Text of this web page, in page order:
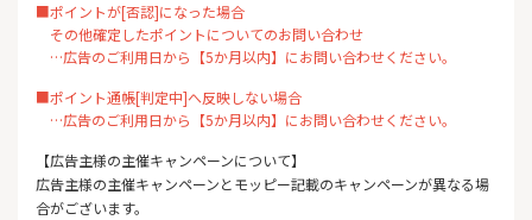
■ポイントが[否認]になった場合
その他確定したポイントについてのお問い合わせ
…広告のご利用日から【5か月以内】にお問い合わせください。
■ポイント通帳[判定中]へ反映しない場合
…広告のご利用日から【5か月以内】にお問い合わせください。
【広告主様の主催キャンペーンについて】
広告主様の主催キャンペーンとモッピー記載のキャンペーンが異なる場
合がございます。